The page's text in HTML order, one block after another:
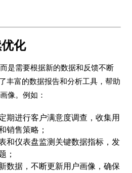
化
是需要根据新的数据和反馈不断
丰富的数据报告和分析工具，帮助
像。例如：
期进行客户满意度调查，收集用
销售策略；
和仪表盘监测关键数据指标，发
；
数据，不断更新用户画像，确保